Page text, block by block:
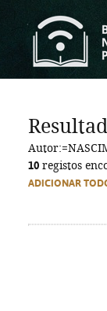
10 registos
ADICIONAR